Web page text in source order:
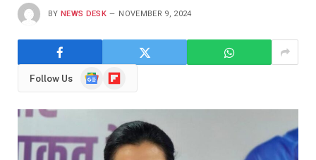
BY NEWS DESK NOVEMBER 9, 2024
Follow Us
GoogleFlipboard